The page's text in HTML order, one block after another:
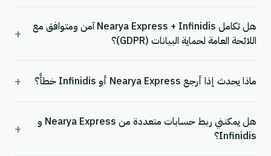
هل تكامل Nearya Express + Infinidis آمن ومتوافق مع
اللائحة العامة لحماية البيانات (GDPR)؟
+
ماذا يحدث إذا أرجع Nearya Express أو Infinidis خطأً؟ +
هل يمكنني ربط حسابات متعددة من Nearya Express و
Infinidis؟
+